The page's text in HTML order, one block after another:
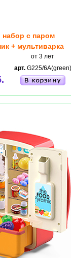
набор с паром
+ мультиварка
от 3 лет
арт.G225/6A(green)